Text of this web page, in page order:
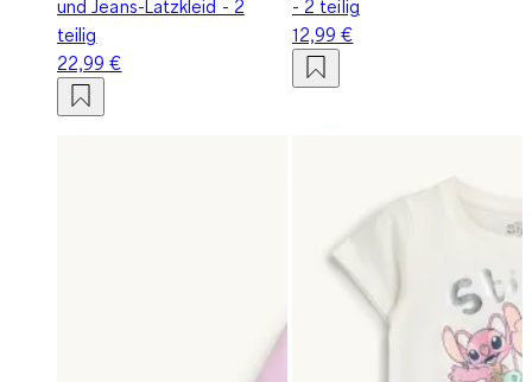
und Jeans-Latzkleid - 2
teilig
22,99 €
- 2 teilig
12,99 €